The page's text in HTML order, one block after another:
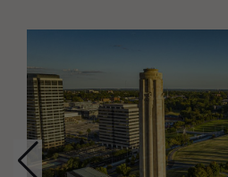
Ceci
un
carrousel.
Cette
section
contient